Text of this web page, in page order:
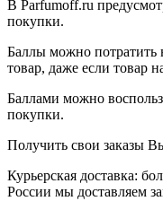
В Parfumoff.ru
покупки.
Баллы можно
товар, даже если товар
Баллами можно
покупки.
Получить свои заказы
Курьерская доставка:
России мы доставляем